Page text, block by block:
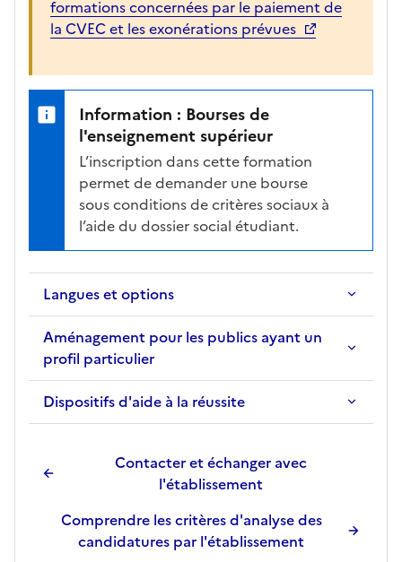
formations concernées par le paiement de
la CVEC et les exonérations prévues
Information : Bourses de
l'enseignement supérieur
L’inscription dans cette formation
permet de demander une bourse
sous conditions de critères sociaux à
l’aide du dossier social étudiant.
Langues et options
Aménagement pour les publics ayant un
profil particulier
Dispositifs d'aide à la réussite
Contacter et échanger avec
l'établissement
Comprendre les critères d'analyse des
candidatures par l'établissement